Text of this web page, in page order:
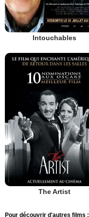
Intouchables
The Artist
Pour découvrir d'autres films :